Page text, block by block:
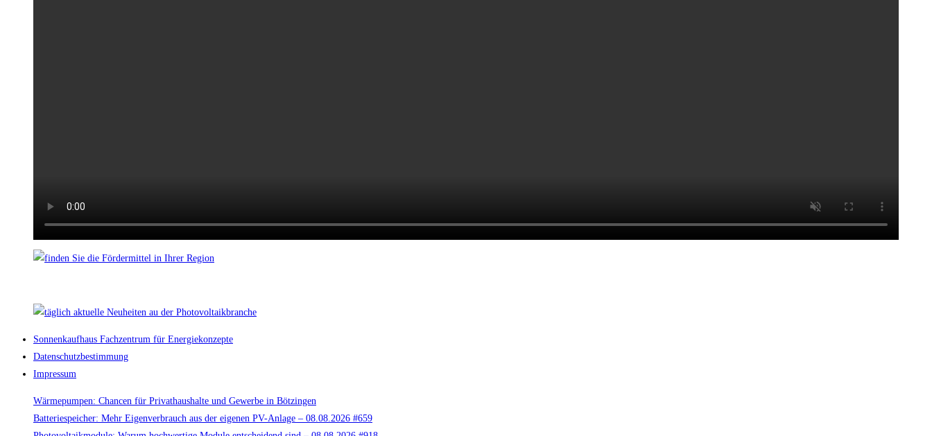
Sonnenkaufhaus Fachzentrum für Energiekonzepte
Datenschutzbestimmung
Impressum
Wärmepumpen: Chancen für Privathaushalte und Gewerbe in Bötzingen
Batteriespeicher: Mehr Eigenverbrauch aus der eigenen PV-Anlage – 08.08.2026 #659